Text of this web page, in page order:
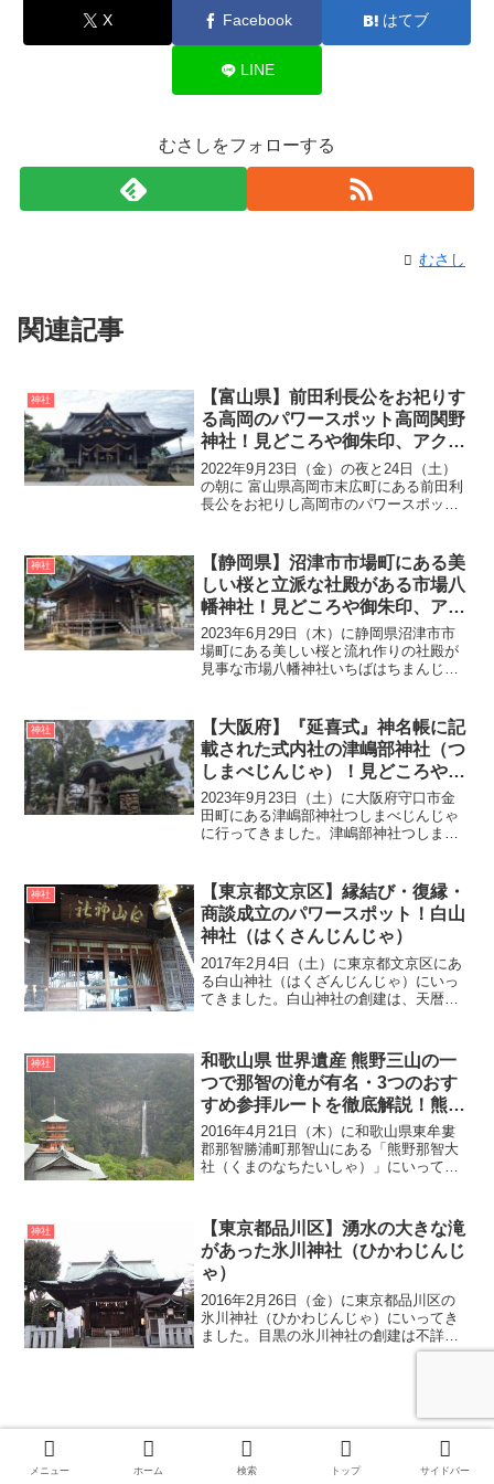
X Facebook はてブ
LINE
むさしをフォローする
むさし
関連記事
神社
【富山県】前田利長公をお祀りす
る高岡のパワースポット高岡関野
神社！見どころや御朱印、アクセ
ス・無料駐車場をご紹介
2022年9月23日（金）の夜と24日（土）
の朝に 富山県高岡市末広町にある前田利
長公をお祀りし高岡市のパワースポット
年）、射水郡水戸田村の熊野山密蔵寺よ
り分霊して熊...
神社
【静岡県】沼津市市場町にある美
しい桜と立派な社殿がある市場八
幡神社！見どころや御朱印、アク
セス・駐車場をご紹介
2023年6月29日（木）に静岡県沼津市市
場町にある美しい桜と流れ作りの社殿が
見事な市場八幡神社いちばはちまんじん
のみことをお祀りしている神社で市場町
と御幸町の総鎮守で...
神社
【大阪府】『延喜式』神名帳に記
載された式内社の津嶋部神社（つ
しまべじんじゃ）！見どころや御
朱印、アクセス・駐車場をご紹介
2023年9月23日（土）に大阪府守口市金
田町にある津嶋部神社つしまべじんじゃ
に行ってきました。津嶋部神社つしまべ
式』神名帳にも記載が見られる式内社で
す。御祭神には...
神社
【東京都文京区】縁結び・復縁・
商談成立のパワースポット！白山
神社（はくさんじんじゃ）
2017年2月4日（土）に東京都文京区にあ
る白山神社（はくざんじんじゃ）にいっ
てきました。白山神社の創建は、天暦年
を受けて本郷一丁目の場所に創建されま
した。その後...
神社
和歌山県 世界遺産 熊野三山の一
つで那智の滝が有名・3つのおす
すめ参拝ルートを徹底解説！熊野
那智大社（くまのなちたいしゃ）
2016年4月21日（木）に和歌山県東牟婁
郡那智勝浦町那智山にある「熊野那智大
社（くまのなちたいしゃ）」にいってき
社）のひとつで、日本全国に約3000社以
上ある熊野神社の...
神社
【東京都品川区】湧水の大きな滝
があった氷川神社（ひかわじんじ
ゃ）
2016年2月26日（金）に東京都品川区の
氷川神社（ひかわじんじゃ）にいってき
ました。目黒の氷川神社の創建は不詳で
すが、江戸時代初期の桐ヶ谷村が開拓さ
メニュー ホーム 検索 トップ サイドバー